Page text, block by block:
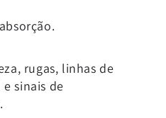
rugas, linhas de
sinais de